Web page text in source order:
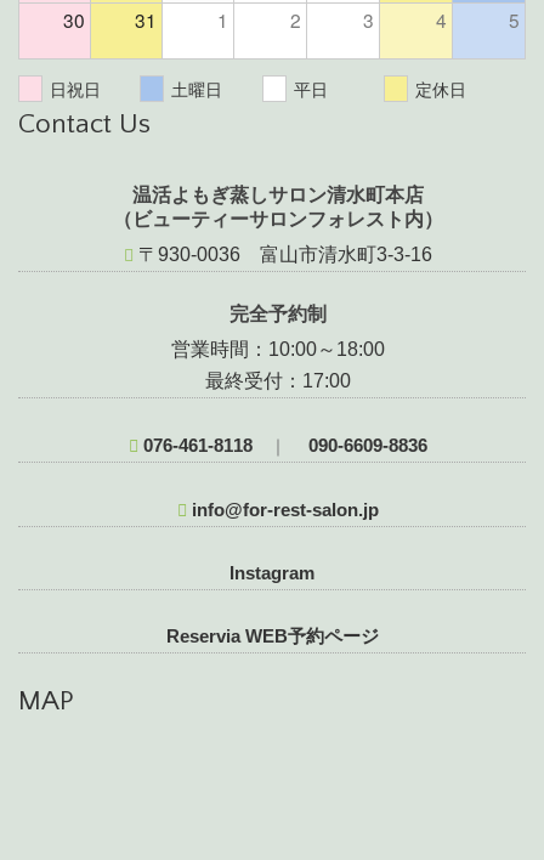
30 31 1 2 3 4 5
日祝日 土曜日 平日 定休日
Contact Us
温活よもぎ蒸しサロン清水町本店
（ビューティーサロンフォレスト内）
〒930-0036 富山市清水町3-3-16
完全予約制
営業時間：10:00～18:00
最終受付：17:00
076-461-8118 ｜ 090-6609-8836
info@for-rest-salon.jp
Instagram
Reservia WEB予約ページ
MAP